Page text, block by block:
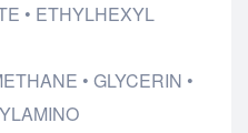
• ETHYLHEXYL
• GLYCERIN •